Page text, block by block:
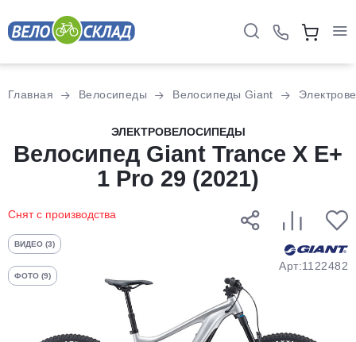
Главная Велосипеды Велосипеды Giant
ЭЛЕКТРОВЕЛОСИПЕДЫ
Велосипед Giant Trance X E+
1 Pro 29 (2021)
Снят с производства
ВИДЕО (3)
ФОТО (9)
Арт:1122482
Разбейте
оплатуна части
без переплат
График платежей